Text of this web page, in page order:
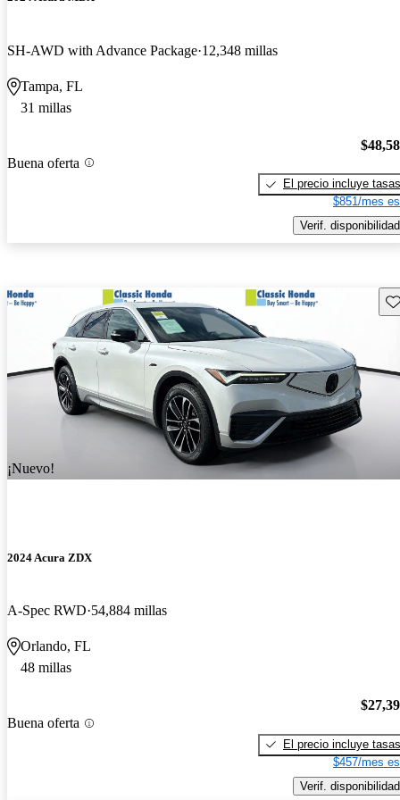
SH-AWD with Advance Package 12,348 millas
Tampa, FL
31 millas
Buena oferta
El precio incluye tasas
$851/mes
Verif. disponibilidad
¡Nuevo!
2024 Acura ZDX
A-Spec RWD 54,884 millas
Orlando, FL
48 millas
Buena oferta
El precio incluye tasas
$457/mes
Verif. disponibilidad